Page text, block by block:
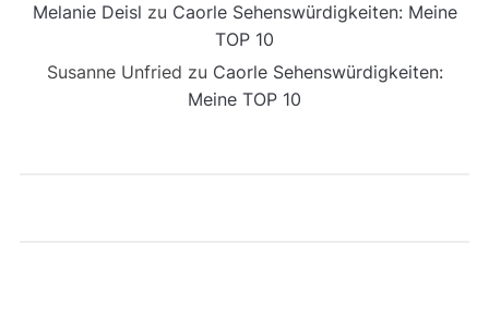
Melanie Deisl zu Caorle Sehenswürdigkeiten: Meine
TOP 10
Susanne Unfried zu Caorle Sehenswürdigkeiten:
Meine TOP 10